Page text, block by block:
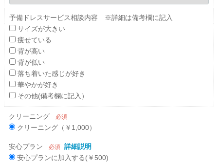
予備ドレスサービス相談内容 ※詳細は備考欄に記入
サイズが大きい
痩せている
背が高い
背が低い
落ち着いた感じが好き
華やかが好き
その他(備考欄に記入）
クリーニング 必須
クリーニング（￥1,000）
安心プラン 必須 詳細説明
安心プランに加入する(￥500)